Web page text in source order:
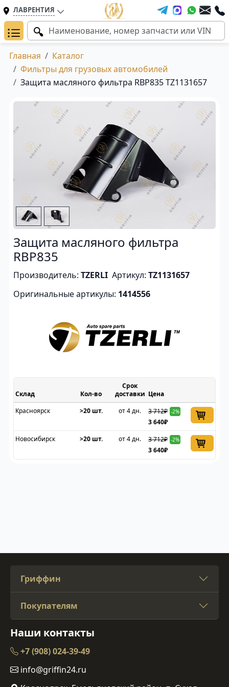
ЛАВРЕНТИЯ
Главная
Каталог
Фильтры для грузовых автомобилей
Защита масляного фильтра RBP835 TZ1131657
Защита масляного фильтра
RBP835
Производитель: TZERLI Артикул: TZ1131657
Оригинальные артикулы: 1414556
Склад
Срок
доставки Цена
Красноярск
>20 шт. от 4 дн. 3 712₽ -2%
3 640₽
Новосибирск
>20 шт. от 4 дн. 3 712₽ -2%
3 640₽
Гриффин
Покупателям
Наши контакты
+7 (908) 024-39-49
info@griffin24.ru